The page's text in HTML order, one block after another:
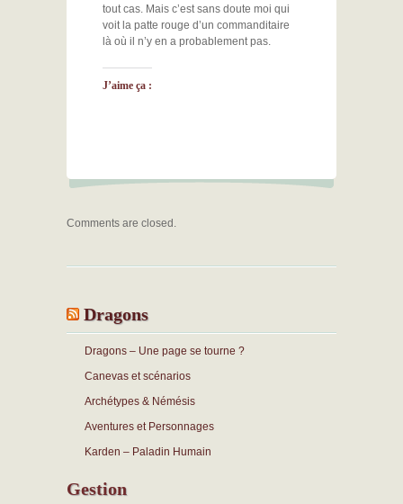
tout cas. Mais c’est sans doute moi qui
voit la patte rouge d’un commanditaire
là où il n’y en a probablement pas.
J’aime ça :
Comments are closed.
Dragons
Dragons – Une page se tourne ?
Canevas et scénarios
Archétypes & Némésis
Aventures et Personnages
Karden – Paladin Humain
Gestion